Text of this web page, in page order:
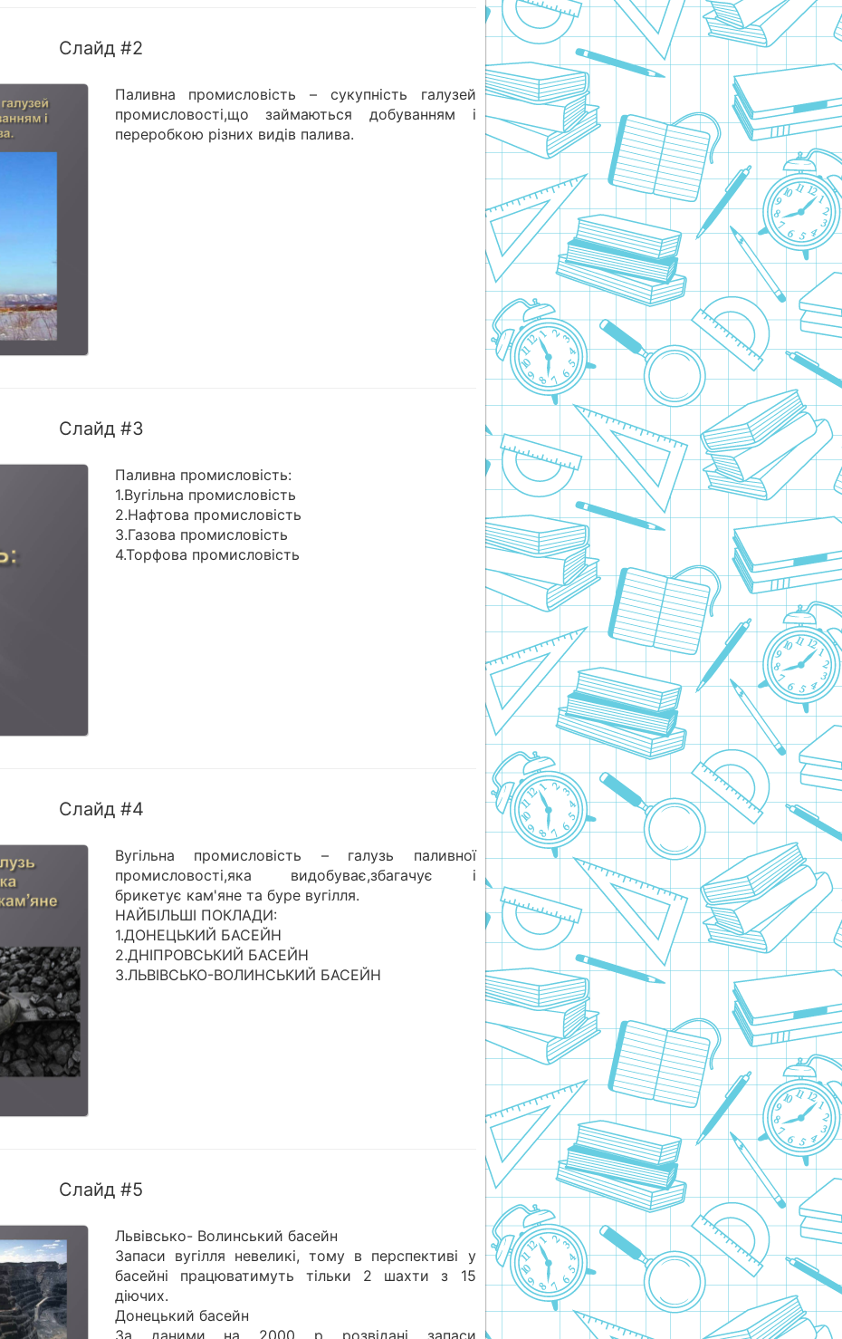
Слайд #2
Паливна промисловість – сукупність галузей
промисловості,що займаються добуванням і
переробкою різних видів палива.
Слайд #3
Паливна промисловість:
1.Вугільна промисловість
2.Нафтова промисловість
3.Газова промисловість
4.Торфова промисловість
Слайд #4
Вугільна промисловість – галузь паливної
промисловості,яка видобуває,збагачує і
брикетує кам'яне та буре вугілля.
НАЙБІЛЬШІ ПОКЛАДИ:
1.ДОНЕЦЬКИЙ БАСЕЙН
2.ДНІПРОВСЬКИЙ БАСЕЙН
3.ЛЬВІВСЬКО-ВОЛИНСЬКИЙ БАСЕЙН
Слайд #5
Львівсько- Волинський басейн
Запаси вугілля невеликі, тому в перспективі у
басейні працюватимуть тільки 2 шахти з 15
діючих.
Донецький басейн